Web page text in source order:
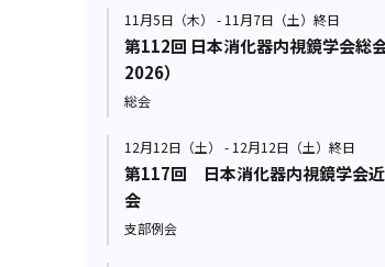
11月5日（木） - 11月7日（土）終日
第112回 日本消化器内視鏡学会総
2026）
総会
12月12日（土） - 12月12日（土）終日
第117回 日本消化器内視鏡学会
会
支部例会